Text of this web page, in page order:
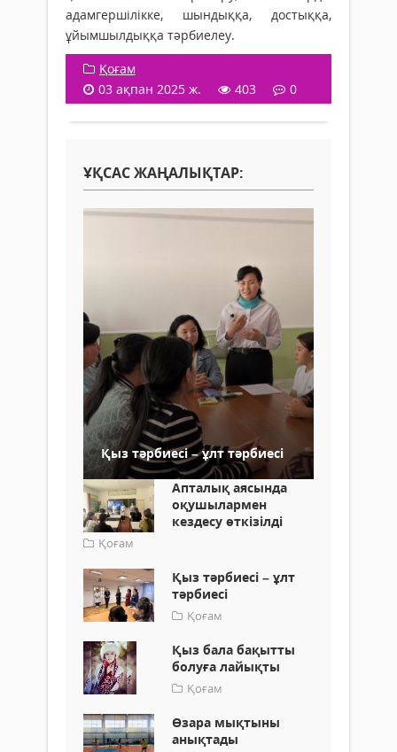
адамгершілікке, шындыққа, достыққа,
ұйымшылдыққа тәрбиелеу.
Қоғам
03 ақпан 2025 ж.
403 0
ҰҚСАС ЖАҢАЛЫҚТАР:
Қыз тәрбиесі – ұлт тәрбиесі
Апталық аясында
оқушылармен
кездесу өткізілді
Қоғам
Қыз тәрбиесі – ұлт
тәрбиесі
Қоғам
Қыз бала бақытты
болуға лайық­ты
Қоғам
Өзара мықтыны
анықтады